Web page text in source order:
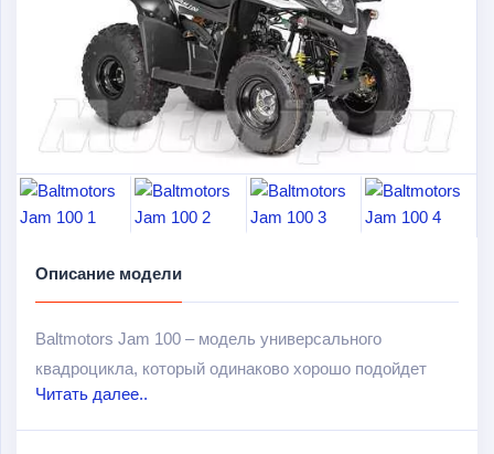
Описание модели
Baltmotors Jam 100 – модель универсального
квадроцикла, который одинаково хорошо подойдет
для взрослых и детей. Идеальный выбор для
начинающего водителя. Отличается простотой
Читать далее..